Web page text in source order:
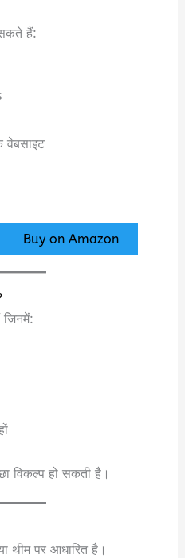
हैं:
वेबसाइट
Buy on Amazon
जिनमें:
विकल्प हो सकती है।
थीम पर आधारित है।